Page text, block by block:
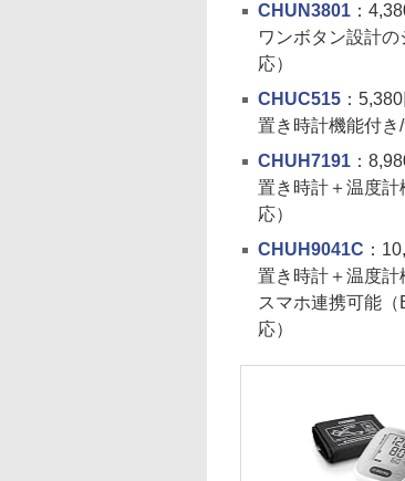
CHUN3801 ：
ワンボタン設計
応）
CHUC515 ：
置き時計機能付き
CHUH7191 ：
置き時計＋温度
応）
CHUH9041C ：
置き時計＋温度計
スマホ連携可能
応）